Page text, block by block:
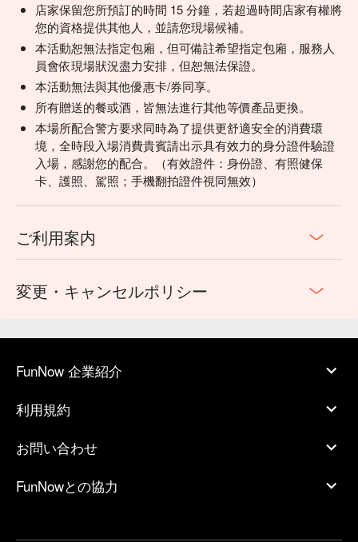
店家保留您所預訂的時間 15 分鐘，若超過時間店家有權將
您的資格提供其他人，並請您現場候補。
本活動恕無法指定包廂，但可備註希望指定包廂，服務人
員會依現場狀況盡力安排，但恕無法保證。
本活動無法與其他優惠卡/券同享。
所有贈送的餐或酒，皆無法進行其他等價產品更換。
本場所配合警方要求同時為了提供更舒適安全的消費環
境，全時段入場消費貴賓請出示具有效力的身分證件驗證
入場，感謝您的配合。（有效證件：身份證、有照健保
卡、護照、駕照；手機翻拍證件視同無效）
ご利用案内
変更・キャンセルポリシー
FunNow 企業紹介
利用規約
お問い合わせ
FunNowとの協力